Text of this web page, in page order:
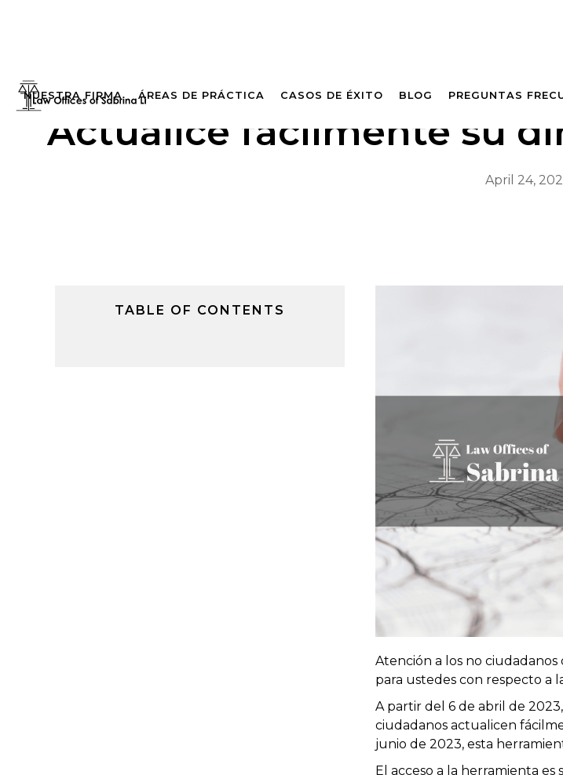
NUESTRA FIRMA ÁREAS DE PRÁCTICA CASOS DE ÉXITO BLOG PREGUNTAS
Actualice fácilmente su
April 24,
TABLE OF CONTENTS
Atención a los no ciudadanos
para ustedes con respecto a
A partir del 6 de abril de
ciudadanos actualicen
junio de 2023, esta
El acceso a la herramienta es